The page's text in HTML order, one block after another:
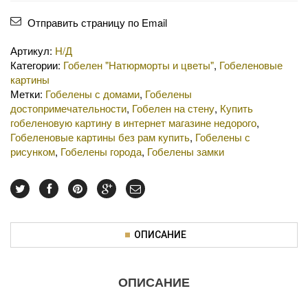
Отправить страницу по Email
Артикул: Н/Д
Категории: Гобелен "Натюрморты и цветы", Гобеленовые
картины
Метки: Гобелены с домами, Гобелены
достопримечательности, Гобелен на стену, Купить
гобеленовую картину в интернет магазине недорого,
Гобеленовые картины без рам купить, Гобелены с
рисунком, Гобелены города, Гобелены замки
ОПИСАНИЕ
ОПИСАНИЕ